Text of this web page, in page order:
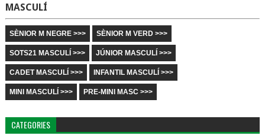
MASCULÍ
SÈNIOR M NEGRE >>> SÈNIOR M VERD >>>
SOTS21 MASCULÍ >>> JÚNIOR MASCULÍ >>>
CADET MASCULÍ >>> INFANTIL MASCULÍ >>>
MINI MASCULÍ >>> PRE-MINI MASC >>>
CATEGORIES